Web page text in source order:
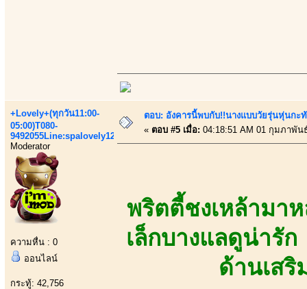
+Lovely+(ทุกวัน11:00-
05:00)T080-
9492055Line:spalovely123
Moderator
ความหื่น : 0
ออนไลน์
กระทู้: 42,756
ตอบ: อังคารนี้พบกับ!!นางแบบวัยรุ่นหุ่นกะ
« ตอบ #5 เมื่อ: 04:18:51 AM 01 กุมภาพัน
พริตตี้ชงเหล้ามา
เล็กบางแลดูน่ารั
ด้านเส